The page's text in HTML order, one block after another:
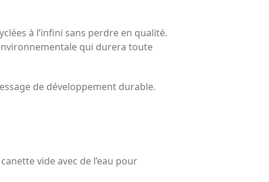
à l’infini sans perdre en qualité.
qui durera toute
de développement durable.
vide avec de l’eau pour